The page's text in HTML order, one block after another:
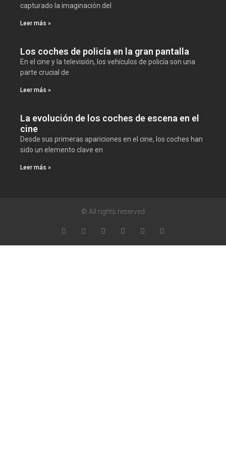
capturado la imaginación del
Leer más »
Los coches de policía en la gran pantalla
En el cine y la televisión, los vehículos de policía son una
parte crucial de
Leer más »
La evolución de los coches de escena en el
cine
Desde sus primeras apariciones en el cine, los coches han
sido un elemento clave en
Leer más »
© All rights reserved